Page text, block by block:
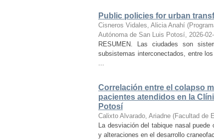
Public policies for urban
Cisneros Vidales, Alicia Anahí (
Autónoma de San Luis Potosí, 2026-
RESUMEN. Las ciudades son
subsistemas interconectados, entre
...
Correlación entre el colapso
pacientes atendidos en la
Potosí
Calixto Alvarado, Ariadne (Facultad de
La desviación del tabique nasal
y alteraciones en el desarrollo